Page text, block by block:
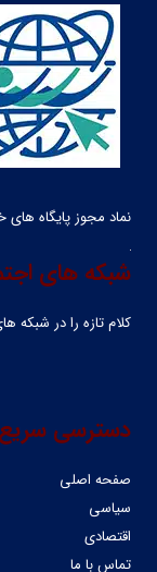
نماد مجوز پایگاه
شبکه های
کلام تازه را در شبکه
دسترسی سریع
صفحه اصلی
سیاسی
اقتصادی
تماس با ما